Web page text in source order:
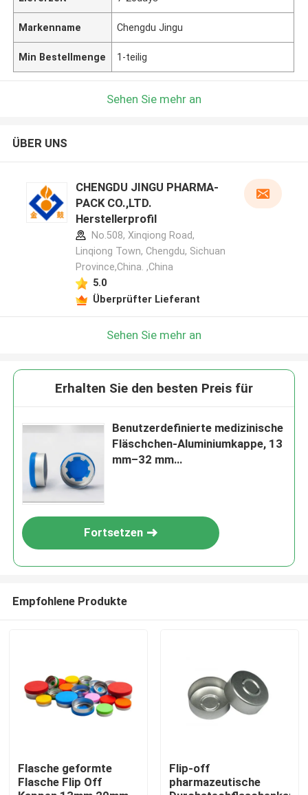
Zu Hause
Markenname Chengdu Jingu
Min Bestellmenge 1-teilig
Sehen Sie mehr an
ÜBER UNS
CHENGDU JINGU PHARMA-
PACK CO.,LTD.
Herstellerprofil
No.508, Xinqiong Road,
Linqiong Town, Chengdu, Sichuan
Province,China. ,China
5.0
Überprüfter Lieferant
Sehen Sie mehr an
Erhalten Sie den besten Preis für
Benutzerdefinierte medizinische
Fläschchen-Aluminiumkappe, 13
mm–32 mm
Fortsetzen
Empfohlene Produkte
Flasche geformte
Flasche Flip Off
Flip-off
pharmazeutische